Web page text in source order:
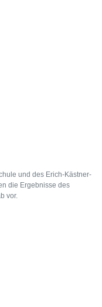
und des Erich-Kästner-
die Ergebnisse des
vor.